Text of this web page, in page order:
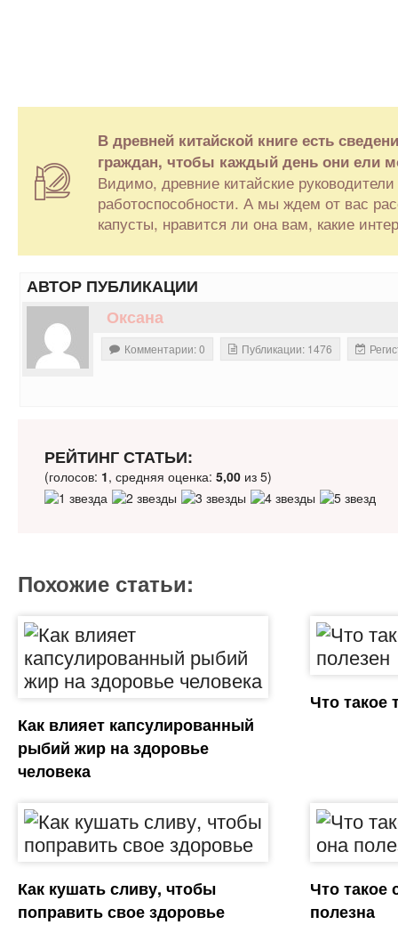
В древней китайской книге есть
граждан, чтобы каждый день они ели
Видимо, древние китайские
работоспособности. А мы ждем от вас
капусты, нравится ли она вам, какие
АВТОР ПУБЛИКАЦИИ
Оксана
Комментарии: 0 Публикации: 1476
РЕЙТИНГ СТАТЬИ:
(голосов: 1, средняя оценка: 5,00из 5)
Похожие статьи:
Как влияет капсулированный
рыбий жир на здоровье
человека
Что такое
Как кушать сливу, чтобы
поправить свое здоровье
Что такое
полезна